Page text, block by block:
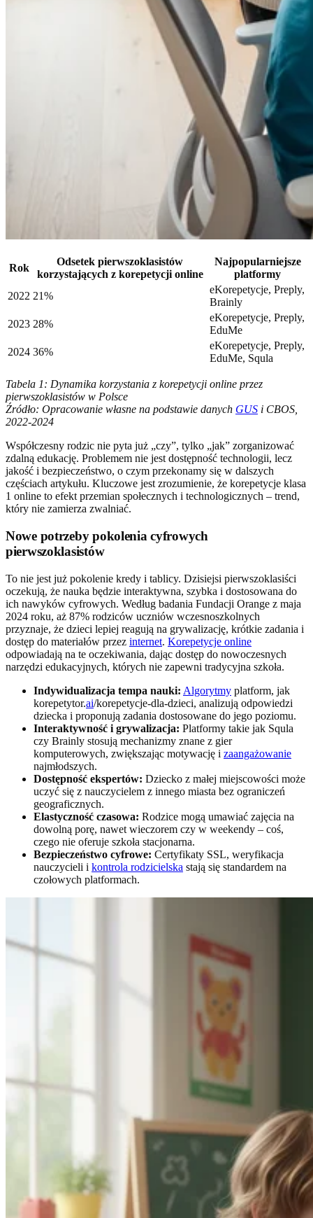
Rok
Odsetek pierwszoklasistów
korzystających z korepetycji online
Najpopularniejsze
platformy
2022 21%
eKorepetycje, Preply,
Brainly
2023 28%
eKorepetycje, Preply,
EduMe
2024 36%
eKorepetycje, Preply,
EduMe, Squla
Tabela 1: Dynamika korzystania z korepetycji online przez
pierwszoklasistów w Polsce
Źródło: Opracowanie własne na podstawie danych GUS i CBOS,
2022-2024
Współczesny rodzic nie pyta już „czy”, tylko „jak” zorganizować
zdalną edukację. Problemem nie jest dostępność technologii, lecz
jakość i bezpieczeństwo, o czym przekonamy się w dalszych
częściach artykułu. Kluczowe jest zrozumienie, że korepetycje klasa
1 online to efekt przemian społecznych i technologicznych – trend,
który nie zamierza zwalniać.
Nowe potrzeby pokolenia cyfrowych
pierwszoklasistów
To nie jest już pokolenie kredy i tablicy. Dzisiejsi pierwszoklasiści
oczekują, że nauka będzie interaktywna, szybka i dostosowana do
ich nawyków cyfrowych. Według badania Fundacji Orange z maja
2024 roku, aż 87% rodziców uczniów wczesnoszkolnych
przyznaje, że dzieci lepiej reagują na grywalizację, krótkie zadania i
dostęp do materiałów przez internet. Korepetycje online
odpowiadają na te oczekiwania, dając dostęp do nowoczesnych
narzędzi edukacyjnych, których nie zapewni tradycyjna szkoła.
Indywidualizacja tempa nauki: Algorytmy platform, jak
korepetytor.ai/korepetycje-dla-dzieci, analizują odpowiedzi
dziecka i proponują zadania dostosowane do jego poziomu.
Interaktywność i grywalizacja: Platformy takie jak Squla
czy Brainly stosują mechanizmy znane z gier
komputerowych, zwiększając motywację i zaangażowanie
najmłodszych.
Dostępność ekspertów: Dziecko z małej miejscowości może
uczyć się z nauczycielem z innego miasta bez ograniczeń
geograficznych.
Elastyczność czasowa: Rodzice mogą umawiać zajęcia na
dowolną porę, nawet wieczorem czy w weekendy – coś,
czego nie oferuje szkoła stacjonarna.
Bezpieczeństwo cyfrowe: Certyfikaty SSL, weryfikacja
nauczycieli i kontrola rodzicielska stają się standardem na
czołowych platformach.